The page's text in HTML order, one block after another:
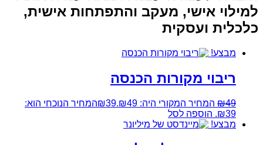
למילוי אישי, מעקב והתפתחות אישית,
כלכלית ועסקית
מבצע!
ריבוי מקורות הכנסה
₪49 המחיר המקורי היה: ₪49. ₪39
המחיר הנוכחי הוא:
₪39. הוספה לסל
מבצע!